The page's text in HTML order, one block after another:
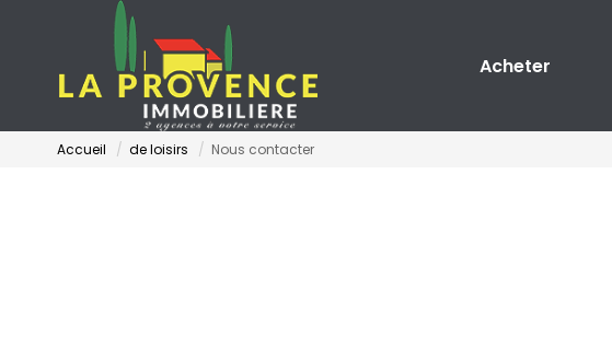
Acheter
Accueil de loisirs Nous contacter